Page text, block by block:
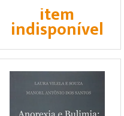
item
indisponível